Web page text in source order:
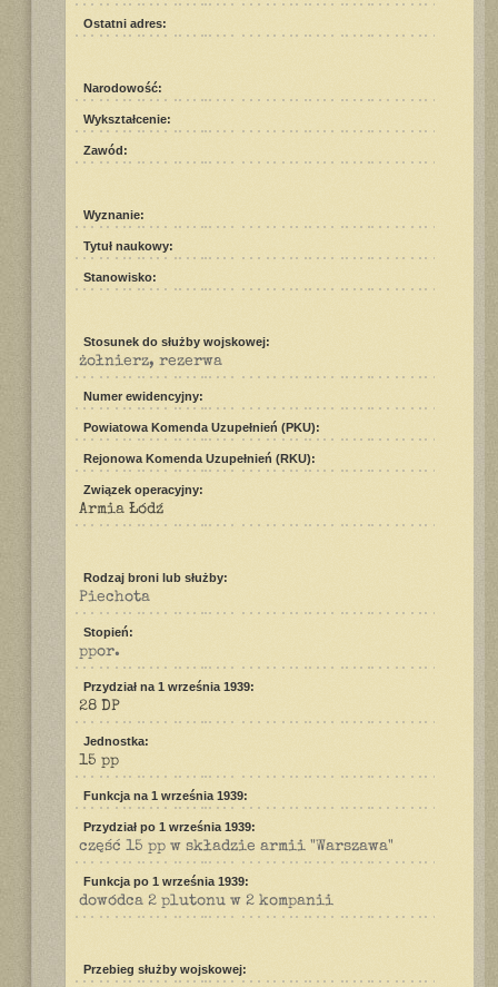
Ostatni adres:
Narodowość:
Wykształcenie:
Zawód:
Wyznanie:
Tytuł naukowy:
Stanowisko:
Stosunek do służby wojskowej:
żołnierz, rezerwa
Numer ewidencyjny:
Powiatowa Komenda Uzupełnień (PKU):
Rejonowa Komenda Uzupełnień (RKU):
Związek operacyjny:
Armia Łódź
Rodzaj broni lub służby:
Piechota
Stopień:
ppor.
Przydział na 1 września 1939:
28 DP
Jednostka:
15 pp
Funkcja na 1 września 1939:
Przydział po 1 września 1939:
część 15 pp w składzie armii "Warszawa"
Funkcja po 1 września 1939:
dowódca 2 plutonu w 2 kompanii
Przebieg służby wojskowej: